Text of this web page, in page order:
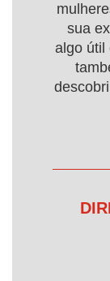
sua
algo útil